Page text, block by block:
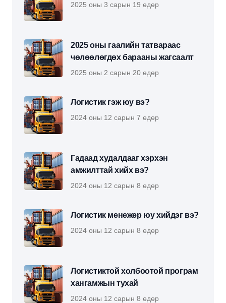
2025 оны 3 сарын 19 өдөр
2025 оны гаалийн татвараас
чөлөөлөгдөх барааны жагсаалт
2025 оны 2 сарын 20 өдөр
Логистик гэж юу вэ?
2024 оны 12 сарын 7 өдөр
Гадаад худалдааг хэрхэн
амжилттай хийх вэ?
2024 оны 12 сарын 8 өдөр
Логистик менежер юу хийдэг вэ?
2024 оны 12 сарын 8 өдөр
Логистиктой холбоотой програм
хангамжын тухай
2024 оны 12 сарын 8 өдөр